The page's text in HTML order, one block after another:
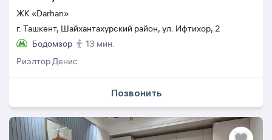
ЖК «Darhan»
г. Ташкент, Шайхантахурский район, ул. Ифтихор, 2
Бодомзор
13 мин.
Риэлтор Денис
Позвонить